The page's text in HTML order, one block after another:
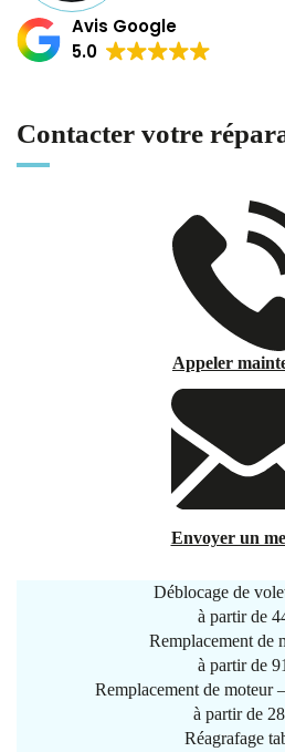
Avis Google
5.0
Contacter votre
Appeler
Envoyer un
Déblocage de
à partir de
Remplacement de
à partir de
Remplacement de moteur
à partir de
Réagrafage